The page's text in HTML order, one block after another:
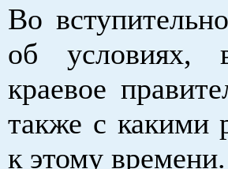
Во
об условиях,
краевое
также с какими
к этому времени.